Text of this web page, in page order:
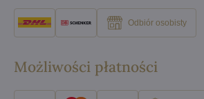
Odbiór osobisty
Możliwości płatności